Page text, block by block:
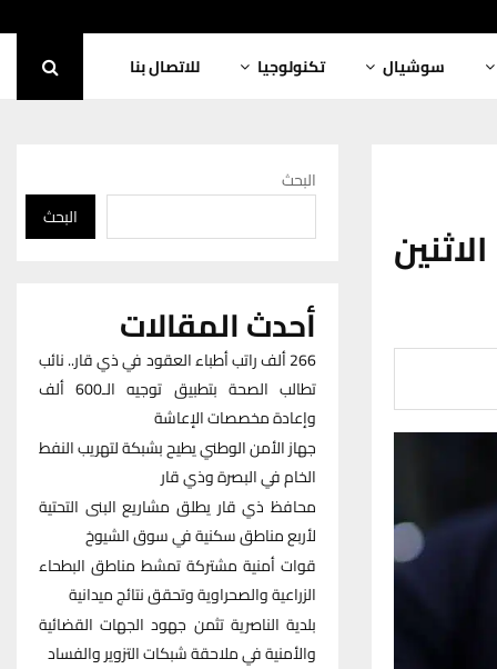
سوشيال تكنولوجيا للاتصال بنا
البحث
البحث
أحدث المقالات
266 ألف راتب أطباء العقود في ذي قار.. نائب
تطالب الصحة بتطبيق توجيه الـ600 ألف
وإعادة مخصصات الإعاشة
جهاز الأمن الوطني يطيح بشبكة لتهريب النفط
الخام في البصرة وذي قار
محافظ ذي قار يطلق مشاريع البنى التحتية
لأربع مناطق سكنية في سوق الشيوخ
قوات أمنية مشتركة تمشط مناطق البطحاء
الزراعية والصحراوية وتحقق نتائج ميدانية
بلدية الناصرية تثمن جهود الجهات القضائية
والأمنية في ملاحقة شبكات التزوير والفساد